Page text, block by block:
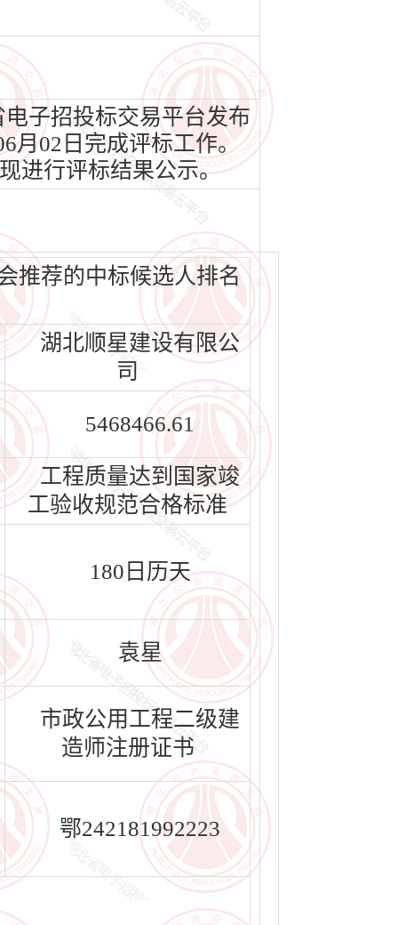
子招投标交易平台发布
月02日完成评标工作。
进行评标结果公示。
推荐的中标候选人排名
湖北顺星建设有限公
司
5468466.61
工程质量达到国家竣
工验收规范合格标准
180日历天
袁星
市政公用工程二级建
造师注册证书
鄂242181992223